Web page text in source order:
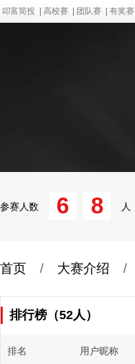
叩富简投 高校赛 团队赛 有奖赛
参赛人数 6 8 人
首页 / 大赛介绍 /
排行榜（52人）
排名 用户昵称